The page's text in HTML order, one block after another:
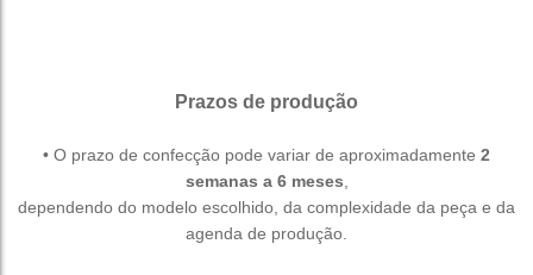
Prazos de produção
• O prazo de confecção pode variar de aproximadamente 2
semanas a 6 meses
dependendo do modelo escolhido, da complexidade da peça e da
agenda de produção.